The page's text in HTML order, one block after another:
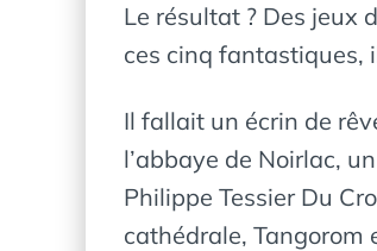
Le résultat ? Des jeux
ces cinq fantastiques,
Il fallait un écrin de
l’abbaye de Noirlac,
Philippe Tessier Du
cathédrale, Tangorom